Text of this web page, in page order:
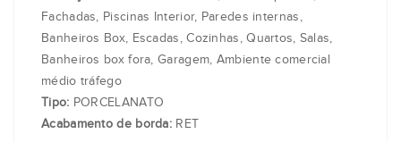
Fachadas, Piscinas Interior, Paredes internas,
Banheiros Box, Escadas, Cozinhas, Quartos, Salas,
Banheiros box fora, Garagem, Ambiente comercial
médio tráfego
Tipo: PORCELANATO
Acabamento de borda: RET